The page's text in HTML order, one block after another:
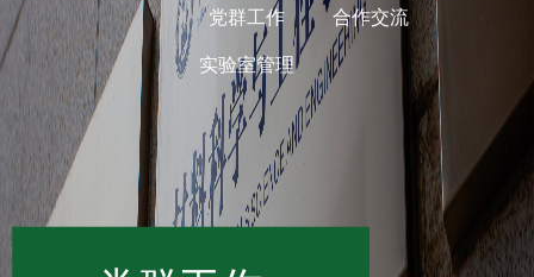
党群工作 合作交流
实验室管理